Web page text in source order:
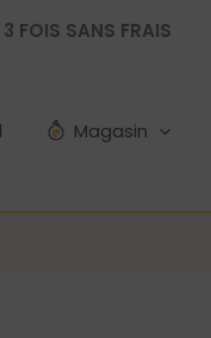
FOIS SANS FRAIS
Magasin